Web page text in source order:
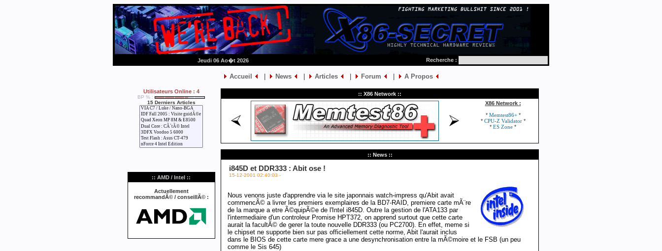
Jeudi 06 Ao�t 2026 Recherche :
Accueil News Articles Forum A Propos
Utilisateurs Online : 4
BP % :
15 Derniers Articles
:: AMD / Intel ::
Actuellement
recommandÃ© / conseillÃ© :
:: X86 Network ::
X86 Network :
* Memtest86+*
* CPU-Z Validator*
* ES Zone *
:: News ::
i845D et DDR333 : Abit ose !
15-12-2001 02:40:03 -
Nous venons juste d'apprendre via le site japonnais watch-impress qu'Abit avait
commencÃ© a livrer les premiers exemplaires de la BD7-RAID, premiere carte mÃ¨re
de la marque a etre Ã©quipÃ©e de l'Intel i845D. Outre la gestion de l'ATA133 par
l'intermediaire d'un controleur Promise HPT372, on apprend surtout que cette carte
aurait la facultÃ© de gerer la toute nouvelle DDR333 (ou PC2700). En effet, meme si
le chipset ne supporte bien sur pas officiellement cette norme, Abit l'aurait inclus
dans le BIOS de cette carte mere grace a une desynchronisation entre la mÃ©moire et le FSB (un peu
comme le Sis 645)